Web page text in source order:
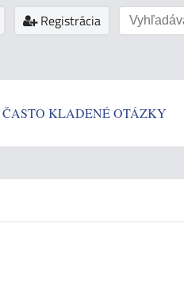
Registrácia
ČASTO KLADENÉ OTÁZKY